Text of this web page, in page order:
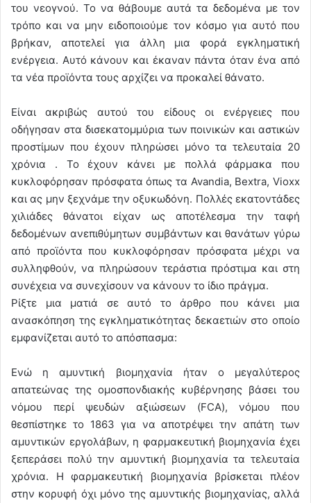
του νεογνού. Το να θάβουμε αυτά τα δεδομένα με τον
τρόπο και να μην ειδοποιούμε τον κόσμο για αυτό που
βρήκαν, αποτελεί για άλλη μια φορά εγκληματική
ενέργεια. Αυτό κάνουν και έκαναν πάντα όταν ένα από
τα νέα προϊόντα τους αρχίζει να προκαλεί θάνατο.
Είναι ακριβώς αυτού του είδους οι ενέργειες που
οδήγησαν στα δισεκατομμύρια των ποινικών και αστικών
προστίμων που έχουν πληρώσει μόνο τα τελευταία 20
χρόνια . Το έχουν κάνει με πολλά φάρμακα που
κυκλοφόρησαν πρόσφατα όπως τα Avandia, Bextra, Vioxx
και ας μην ξεχνάμε την οξυκωδόνη. Πολλές εκατοντάδες
χιλιάδες θάνατοι είχαν ως αποτέλεσμα την ταφή
δεδομένων ανεπιθύμητων συμβάντων και θανάτων γύρω
από προϊόντα που κυκλοφόρησαν πρόσφατα μέχρι να
συλληφθούν, να πληρώσουν τεράστια πρόστιμα και στη
συνέχεια να συνεχίσουν να κάνουν το ίδιο πράγμα.
Ρίξτε μια ματιά σε αυτό το άρθρο που κάνει μια
ανασκόπηση της εγκληματικότητας δεκαετιών στο οποίο
εμφανίζεται αυτό το απόσπασμα:
Ενώ η αμυντική βιομηχανία ήταν ο μεγαλύτερος
απατεώνας της ομοσπονδιακής κυβέρνησης βάσει του
νόμου περί ψευδών αξιώσεων (FCA), νόμου που
θεσπίστηκε το 1863 για να αποτρέψει την απάτη των
αμυντικών εργολάβων, η φαρμακευτική βιομηχανία έχει
ξεπεράσει πολύ την αμυντική βιομηχανία τα τελευταία
χρόνια. Η φαρμακευτική βιομηχανία βρίσκεται πλέον
στην κορυφή όχι μόνο της αμυντικής βιομηχανίας, αλλά